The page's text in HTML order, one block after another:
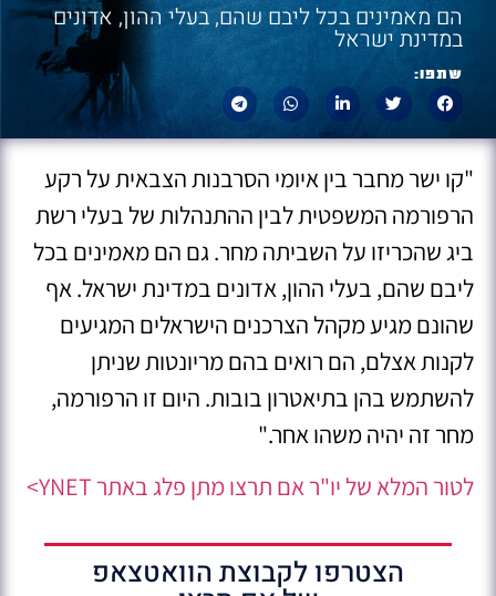
הם מאמינים בכל ליבם שהם, בעלי ההון, אדונים
במדינת ישראל
שתפו:
"קו ישר מחבר בין איומי הסרבנות הצבאית על רקע
הרפורמה המשפטית לבין ההתנהלות של בעלי רשת
ביג שהכריזו על השביתה מחר. גם הם מאמינים בכל
ליבם שהם, בעלי ההון, אדונים במדינת ישראל. אף
שהונם מגיע מקהל הצרכנים הישראלים המגיעים
לקנות אצלם, הם רואים בהם מריונטות שניתן
להשתמש בהן בתיאטרון בובות. היום זו הרפורמה,
מחר זה יהיה משהו אחר."
לטור המלא של יו"ר אם תרצו מתן פלג באתר YNET>
הצטרפו לקבוצת הוואטצאפ